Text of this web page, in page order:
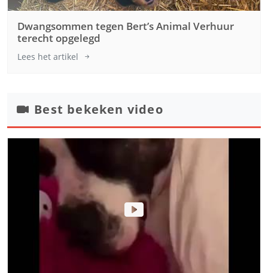
Dwangsommen tegen Bert’s Animal Verhuur
terecht opgelegd
Lees het artikel
Best bekeken video